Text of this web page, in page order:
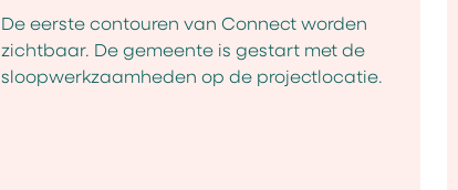
De eerste contouren van Connect worden
zichtbaar. De gemeente is gestart met de
sloopwerkzaamheden op de projectlocatie.